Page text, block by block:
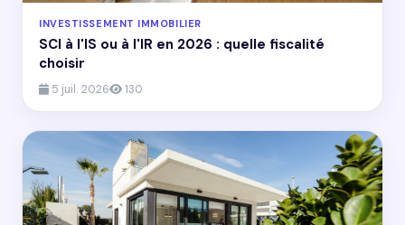
INVESTISSEMENT IMMOBILIER
SCI à l'IS ou à l'IR en 2026 : quelle fiscalité
choisir
5 juil. 2026 130